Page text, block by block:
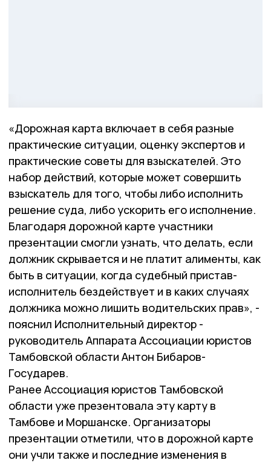
«Дорожная карта включает в себя разные
практические ситуации, оценку экспертов и
практические советы для взыскателей. Это
набор действий, которые может совершить
взыскатель для того, чтобы либо исполнить
решение суда, либо ускорить его исполнение.
Благодаря дорожной карте участники
презентации смогли узнать, что делать, если
должник скрывается и не платит алименты, как
быть в ситуации, когда судебный пристав-
исполнитель бездействует и в каких случаях
должника можно лишить водительских прав», -
пояснил Исполнительный директор -
руководитель Аппарата Ассоциации юристов
Тамбовской области Антон Бибаров-
Государев.
Ранее Ассоциация юристов Тамбовской
области уже презентовала эту карту в
Тамбове и Моршанске. Организаторы
презентации отметили, что в дорожной карте
они учли также и последние изменения в